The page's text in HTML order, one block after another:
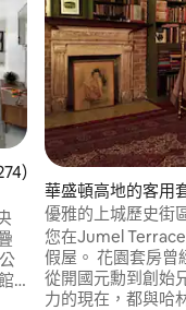
評價中獲得 4.82 的平均
華盛頓高地的客用
優雅的上城歷史街
您在Jumel
假屋。 花園套房曾經是一家罕見的書店，
從開國元勳到創始
力的現在，都與哈